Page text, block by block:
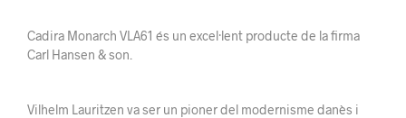
Cadira Monarch VLA61 és un excel·lent producte de la firma
Carl Hansen & son.
Vilhelm Lauritzen va ser un pioner del modernisme danès i